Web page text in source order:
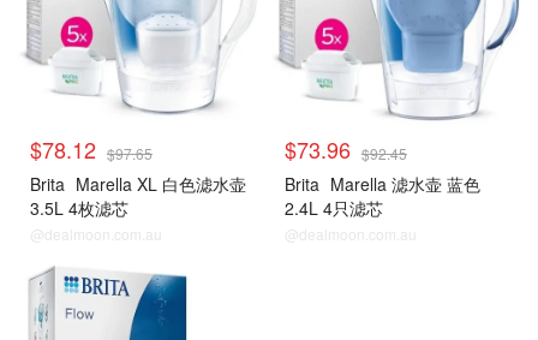
$78.12 $97.65
Brita Marella XL 白色滤水壶
3.5L 4枚滤芯
@dealmoon.com.au
$73.96 $92.45
Brita Marella 滤水壶 蓝色
2.4L 4只滤芯
@dealmoon.com.au